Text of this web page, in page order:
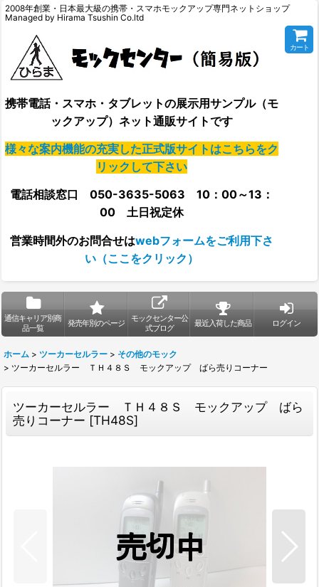
2008年創業・日本最大級の携帯・スマホモックアップ専門ネットショップ
Managed by Hirama Tsushin Co.ltd
携帯電話・スマホ・タブレットの展示用サンプル（モ
ックアップ）ネット通販サイトです
様々な案内機能の充実した正式版サイトはこちらをク
リックして下さい
電話相談窓口 050-3635-5063 10：00～13：
00 土日祝定休
営業時間外のお問合せはwebフォームをご利用下さ
い（ここをクリック）
カート
通信キャリア別商
品一覧
発売年別のページ
モックセンター公
式ブログ
最近入荷した商品 ログイン
ホーム > ツーカーセルラー > その他のモック
> ツーカーセルラー ＴＨ４８Ｓ モックアップ ばら売りコーナー
ツーカーセルラー ＴＨ４８Ｓ モックアップ ばら
売りコーナー [TH48S]